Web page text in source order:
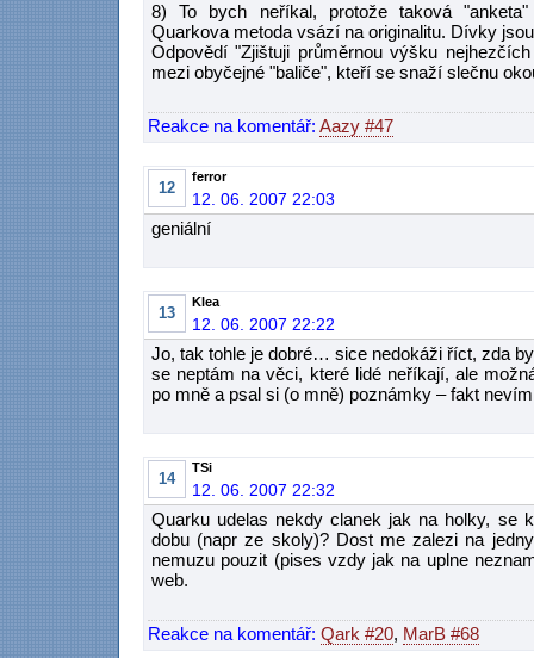
8) To bych neříkal, protože taková
Quarkova metoda vsází na originalitu. Dívky
Odpovědí "Zjištuji průměrnou výšku
mezi obyčejné "baliče", kteří se snaží slečnu
Reakce na komentář: Aazy #47
12
ferror
12. 06. 2007 22:03
geniální
13
Klea
12. 06. 2007 22:22
Jo, tak tohle je dobré… sice nedokáži říct, zda
se neptám na věci, které lidé neříkají, ale
po mně a psal si (o mně) poznámky – fakt
14
TSi
12. 06. 2007 22:32
Quarku udelas nekdy clanek jak na holky, se
dobu (napr ze skoly)? Dost me zalezi na
nemuzu pouzit (pises vzdy jak na uplne
web.
Reakce na komentář: Qark #20, MarB #68